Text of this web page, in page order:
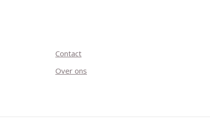
Contact
Over ons